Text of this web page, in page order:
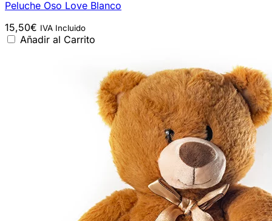
Peluche Oso Love Blanco
15,50€ IVA Incluido
Añadir al Carrito